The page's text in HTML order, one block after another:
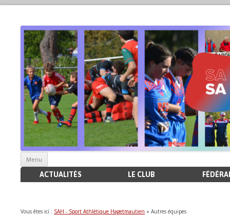
Menu
contenu
ACTUALITÉS LE CLUB
Vous êtes ici : SAH - Sport Athlétique Hagetmautien » Autres équipes